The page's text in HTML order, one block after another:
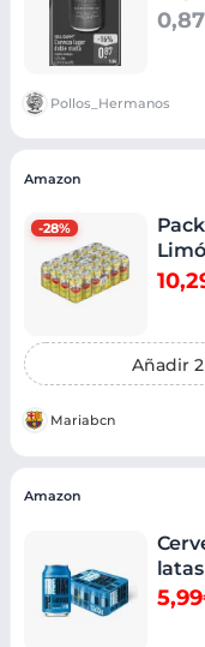
Pollos_Hermanos
-28%
Amazon
Añadir
Mariabcn
Amazon